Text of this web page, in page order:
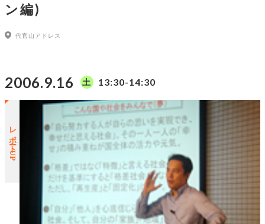
ン編)
代官山アドレス
2006.9.16 土 13:30-14:30
レポートUP